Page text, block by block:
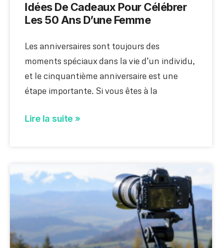
Idées De Cadeaux Pour Célébrer
Les 50 Ans D’une Femme
Les anniversaires sont toujours des
moments spéciaux dans la vie d’un individu,
et le cinquantième anniversaire est une
étape importante. Si vous êtes à la
Lire la suite »